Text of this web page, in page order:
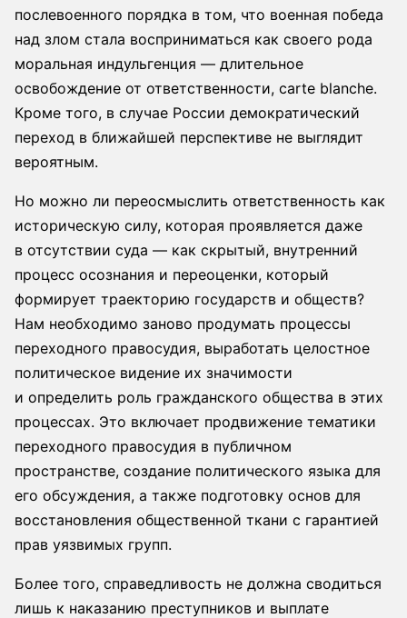
послевоенного порядка в том, что военная победа
над злом стала восприниматься как своего рода
моральная индульгенция — длительное
освобождение от ответственности, carte blanche.
Кроме того, в случае России демократический
переход в ближайшей перспективе не выглядит
вероятным.
Но можно ли переосмыслить ответственность как
историческую силу, которая проявляется даже
в отсутствии суда — как скрытый, внутренний
процесс осознания и переоценки, который
формирует траекторию государств и обществ?
Нам необходимо заново продумать процессы
переходного правосудия, выработать целостное
политическое видение их значимости
и определить роль гражданского общества в этих
процессах. Это включает продвижение тематики
переходного правосудия в публичном
пространстве, создание политического языка для
его обсуждения, а также подготовку основ для
восстановления общественной ткани с гарантией
прав уязвимых групп.
Более того, справедливость не должна сводиться
лишь к наказанию преступников и выплате